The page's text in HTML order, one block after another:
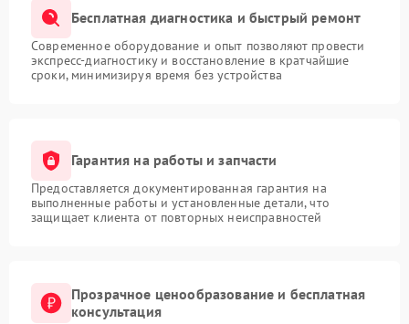
Бесплатная диагностика и быстрый ремонт
Современное оборудование и опыт позволяют провести
экспресс-диагностику и восстановление в кратчайшие
сроки, минимизируя время без устройства
Гарантия на работы и запчасти
Предоставляется документированная гарантия на
выполненные работы и установленные детали, что
защищает клиента от повторных неисправностей
Прозрачное ценообразование и бесплатная
консультация